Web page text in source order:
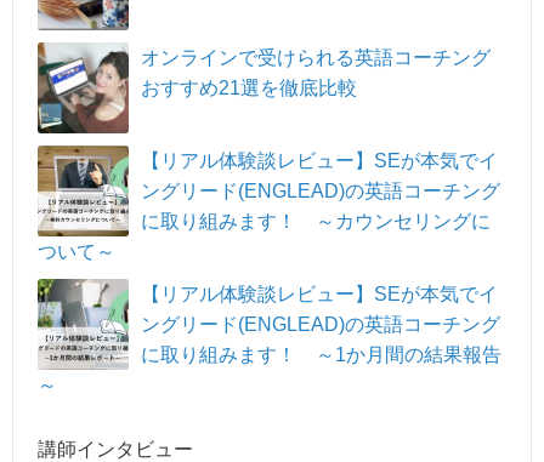
オンラインで受けられる英語コーチング
おすすめ21選を徹底比較
【リアル体験談レビュー】SEが本気でイ
ングリード(ENGLEAD)の英語コーチング
に取り組みます！ ～カウンセリングに
ついて～
【リアル体験談レビュー】SEが本気でイ
ングリード(ENGLEAD)の英語コーチング
に取り組みます！ ～1か月間の結果報告
～
講師インタビュー